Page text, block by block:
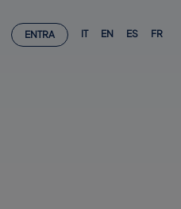
IT EN ES FR
ENTRA